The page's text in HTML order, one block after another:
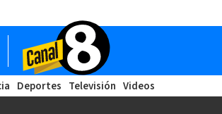
Deportes Televisión Videos